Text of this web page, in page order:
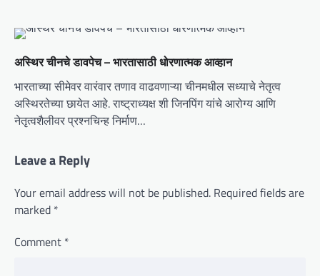
अस्थिर चीनचे डावपेच – भारतासाठी धोरणात्मक आव्हान
भारताच्या सीमेवर वारंवार तणाव वाढवणाऱ्या चीनमधील सध्याचे नेतृत्व
अस्थिरतेच्या छायेत आहे. राष्ट्राध्यक्ष शी जिनपिंग यांचे आरोग्य आणि
नेतृत्वशैलीवर प्रश्नचिन्ह निर्माण…
Leave a Reply
Your email address will not be published. Required fields are
marked *
Comment *